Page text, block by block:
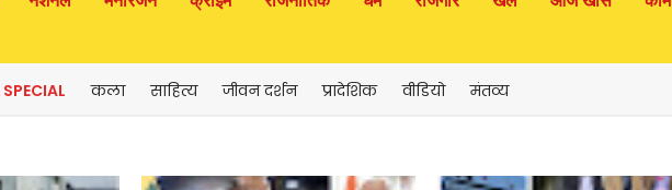
कला साहित्य जीवन दर्शन प्रादेशिक वीडियो मंतव्य